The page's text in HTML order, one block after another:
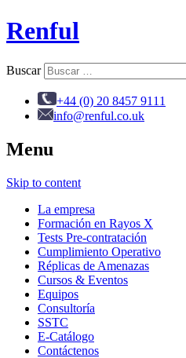
Renful
Buscar
+44 (0) 20 8457 9111
info@renful.co.uk
Menu
Skip to content
La empresa
Formación en Rayos X
Tests Pre-contratación
Cumplimiento Operativo
Réplicas de Amenazas
Cursos & Eventos
Equipos
Consultoría
SSTC
E-Catálogo
Contáctenos